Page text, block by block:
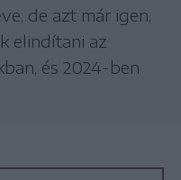
de azt már igen,
elindítani az
és 2024-ben